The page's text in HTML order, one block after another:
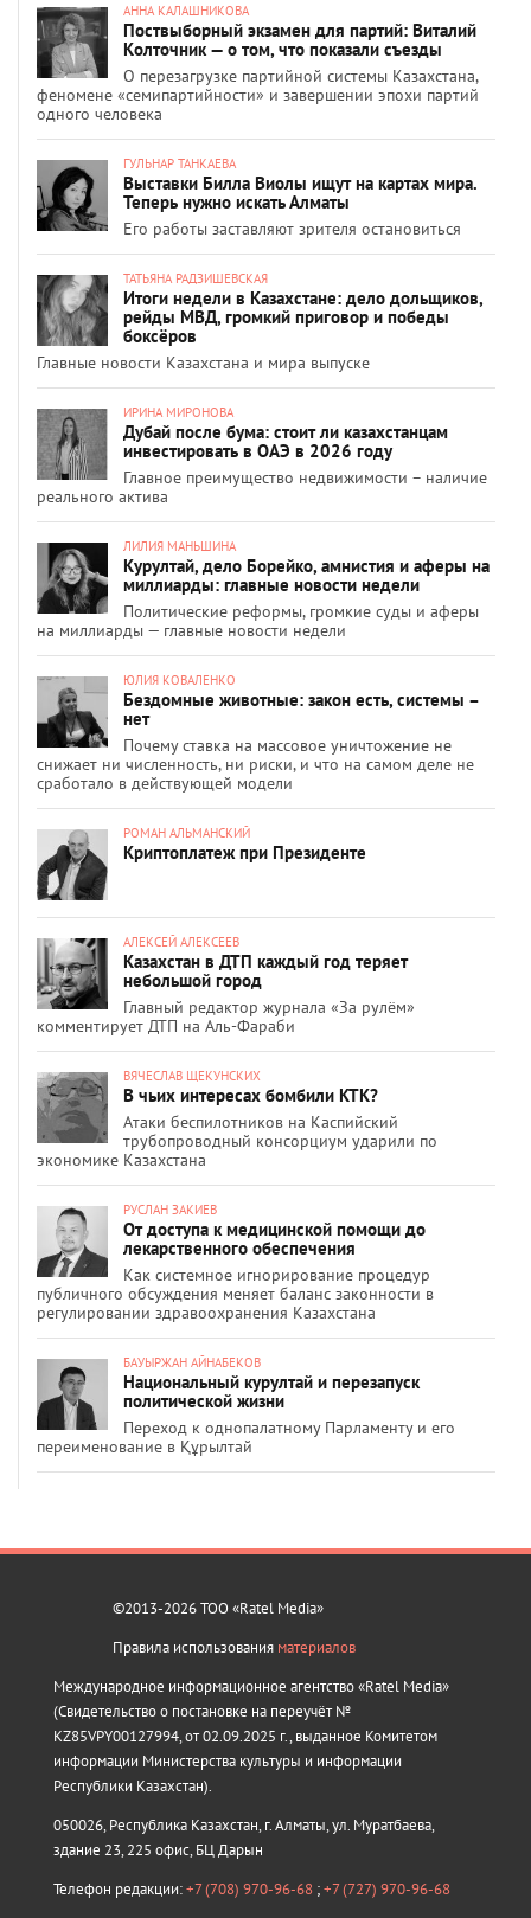
АННА КАЛАШНИКОВА
Поствыборный экзамен для партий: Виталий
Колточник — о том, что показали съезды
О перезагрузке партийной системы Казахстана,
феномене «семипартийности» и завершении эпохи партий
одного человека
ГУЛЬНАР ТАНКАЕВА
Выставки Билла Виолы ищут на картах мира.
Теперь нужно искать Алматы
Его работы заставляют зрителя остановиться
ТАТЬЯНА РАДЗИШЕВСКАЯ
Итоги недели в Казахстане: дело дольщиков,
рейды МВД, громкий приговор и победы
боксёров
Главные новости Казахстана и мира выпуске
ИРИНА МИРОНОВА
Дубай после бума: стоит ли казахстанцам
инвестировать в ОАЭ в 2026 году
Главное преимущество недвижимости – наличие
реального актива
ЛИЛИЯ МАНЬШИНА
Курултай, дело Борейко, амнистия и аферы на
миллиарды: главные новости недели
Политические реформы, громкие суды и аферы
на миллиарды — главные новости недели
ЮЛИЯ КОВАЛЕНКО
Бездомные животные: закон есть, системы –
нет
Почему ставка на массовое уничтожение не
снижает ни численность, ни риски, и что на самом деле не
сработало в действующей модели
РОМАН АЛЬМАНСКИЙ
Криптоплатеж при Президенте
АЛЕКСЕЙ АЛЕКСЕЕВ
Казахстан в ДТП каждый год теряет
небольшой город
Главный редактор журнала «За рулём»
комментирует ДТП на Аль-Фараби
ВЯЧЕСЛАВ ЩЕКУНСКИХ
В чьих интересах бомбили КТК?
Атаки беспилотников на Каспийский
трубопроводный консорциум ударили по
экономике Казахстана
РУСЛАН ЗАКИЕВ
От доступа к медицинской помощи до
лекарственного обеспечения
Как системное игнорирование процедур
публичного обсуждения меняет баланс законности в
регулировании здравоохранения Казахстана
БАУЫРЖАН АЙНАБЕКОВ
Национальный курултай и перезапуск
политической жизни
Переход к однопалатному Парламенту и его
переименование в Құрылтай
©2013-2026 ТОО «Ratel Media»
Правила использования материалов
Международное информационное агентство «Ratel Media»
(Свидетельство о постановке на переучёт №
KZ85VPY00127994, от 02.09.2025 г., выданное Комитетом
информации Министерства культуры и информации
Республики Казахстан).
050026, Республика Казахстан, г. Алматы, ул. Муратбаева,
здание 23, 225 офис, БЦ Дарын
Телефон редакции:+7 (708) 970-96-68 ;+7 (727) 970-96-68